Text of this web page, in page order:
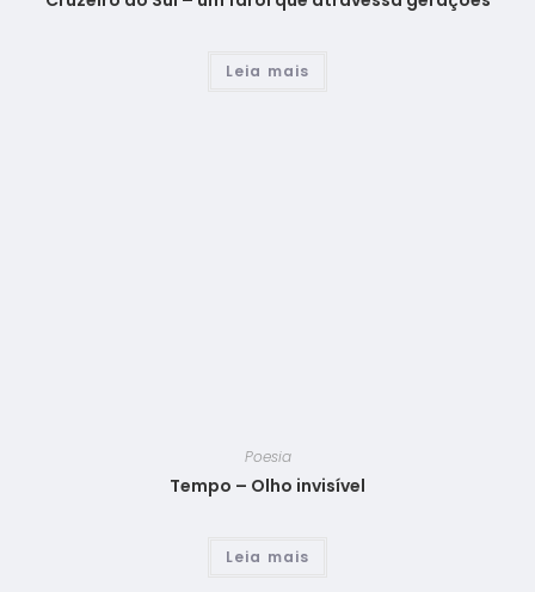
Leia mais
Poesia
Tempo – Olho invisível
Leia mais